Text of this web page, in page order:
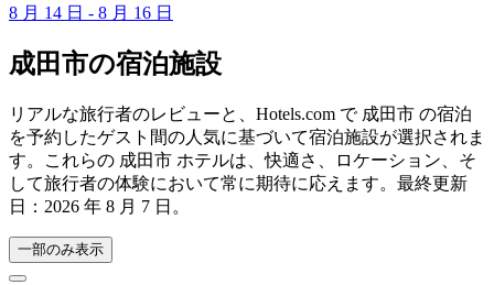
8 月 14 日 - 8 月 16 日
成田市の宿泊施設
リアルな旅行者のレビューと、Hotels.com で 成田市 の宿泊
を予約したゲスト間の人気に基づいて宿泊施設が選択されま
す。これらの 成田市 ホテルは、快適さ、ロケーション、そ
して旅行者の体験において常に期待に応えます。最終更新
日： 2026 年 8 月 7 日 。
一部のみ表示